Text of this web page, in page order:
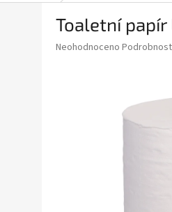
Toaletní papír
Průměrné
Neohodnoceno